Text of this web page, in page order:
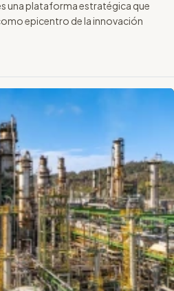
una plataforma estratégica que
epicentro de la innovación